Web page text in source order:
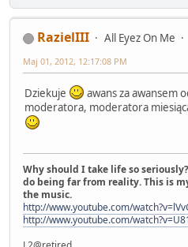
RazielIII All Eyez On Me
Maj 01, 2012, 12:17:08 PM
Dziekuje
awans za awansem
moderatora, moderatora
Why should I take life so
do being far from reality. This is
the music.
http://www.youtube.com/
http://www.youtube.com/